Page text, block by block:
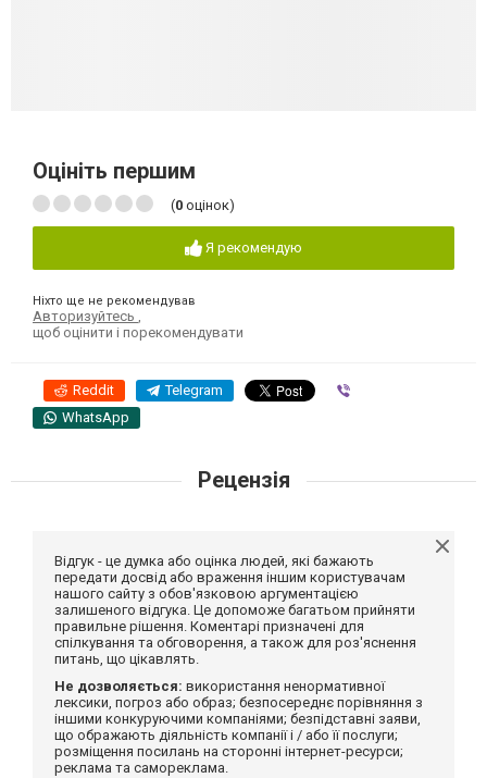
Оцініть першим
(0 оцінок)
Я рекомендую
Ніхто ще не рекомендував
Авторизуйтесь ,
щоб оцінити і порекомендувати
Reddit Telegram
WhatsApp
Рецензія
Відгук - це думка або оцінка людей, які бажають
передати досвід або враження іншим користувачам
нашого сайту з обов'язковою аргументацією
залишеного відгука. Це допоможе багатьом прийняти
правильне рішення. Коментарі призначені для
спілкування та обговорення, а також для роз'яснення
питань, що цікавлять.
Не дозволяється: використання ненормативної
лексики, погроз або образ; безпосереднє порівняння з
іншими конкуруючими компаніями; безпідставні заяви,
що ображають діяльність компанії і / або її послуги;
розміщення посилань на сторонні інтернет-ресурси;
реклама та самореклама.